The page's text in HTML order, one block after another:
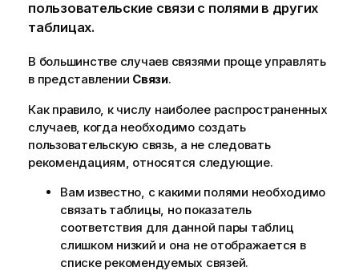
пользовательские связи с полями в других
таблицах.
В большинстве случаев связями проще управлять
в представлении Связи.
Как правило, к числу наиболее распространенных
случаев, когда необходимо создать
пользовательскую связь, а не следовать
рекомендациям, относятся следующие.
Вам известно, с какими полями необходимо
связать таблицы, но показатель
соответствия для данной пары таблиц
слишком низкий и она не отображается в
списке рекомендуемых связей.